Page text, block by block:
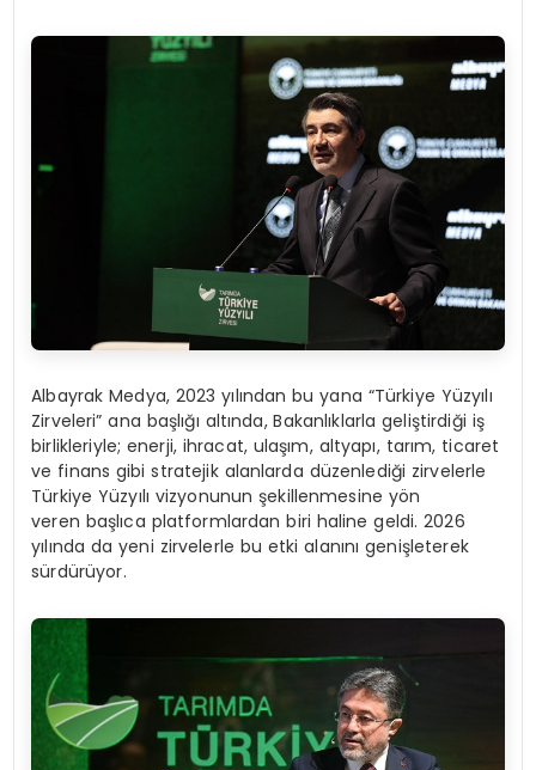
Albayrak Medya, 2023 yılından bu yana “Türkiye Yüzyılı
Zirveleri” ana başlığı altında, Bakanlıklarla geliştirdiği iş
birlikleriyle; enerji, ihracat, ulaşım, altyapı, tarım, ticaret
ve finans gibi stratejik alanlarda düzenlediği zirvelerle
Türkiye Yüzyılı vizyonunun şekillenmesine yön
veren başlıca platformlardan biri haline geldi. 2026
yılında da yeni zirvelerle bu etki alanını genişleterek
sürdürüyor.